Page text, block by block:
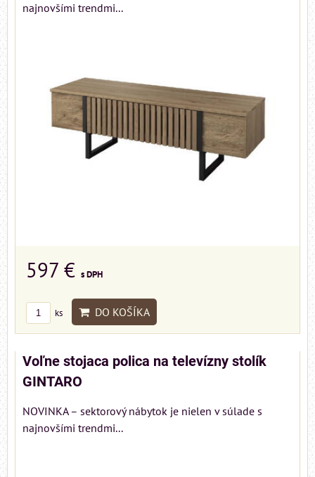
najnovšími trendmi...
597 € s DPH
ks DO KOŠÍKA
Voľne stojaca polica na televízny stolík
GINTARO
NOVINKA – sektorový nábytok je nielen v súlade s
najnovšími trendmi...